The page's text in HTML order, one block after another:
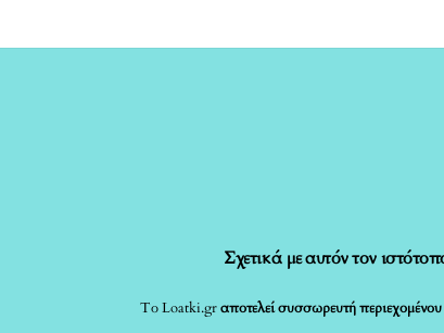
Σχετικά με αυτόν τον
Το Loatki.grαποτελεί συσσωρευτή περιεχομένου